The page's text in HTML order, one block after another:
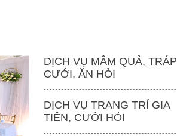
DỊCH VỤ MÂM QUẢ, TRÁP
CƯỚI, ĂN HỎI
DỊCH VỤ TRANG TRÍ GIA
TIÊN, CƯỚI HỎI